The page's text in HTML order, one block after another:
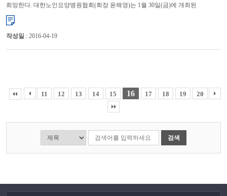
희망한다. 대한노인요양병원협회(회장 윤해영)는 1월 30일(금)에 개최된
기자간담회에서 일부 저질병원의 행태로 인한 오해와 편견이 심화되고
있다며,&nb...
작성일 : 2016-04-19
11 12 13 14 15 16 17 18 19 20
검색